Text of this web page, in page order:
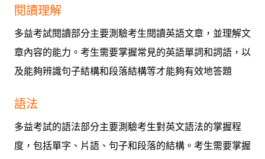
閱讀理解
多益考試閱讀部分主要測驗考生閱讀英語文章，並理解文
章內容的能力。考生需要掌握常見的英語單詞和詞語，以
及能夠辨識句子結構和段落結構等才能夠有效地答題
語法
多益考試的語法部分主要測驗考生對英文語法的掌握程
度，包括單字、片語、句子和段落的結構。考生需要掌握